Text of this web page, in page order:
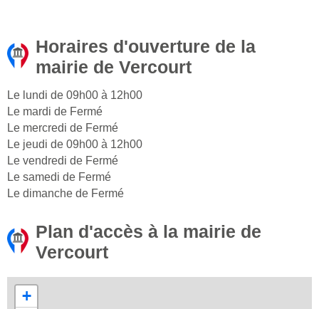
Horaires d'ouverture de la
mairie de Vercourt
Le lundi de 09h00 à 12h00
Le mardi de Fermé
Le mercredi de Fermé
Le jeudi de 09h00 à 12h00
Le vendredi de Fermé
Le samedi de Fermé
Le dimanche de Fermé
Plan d'accès à la mairie de
Vercourt
+